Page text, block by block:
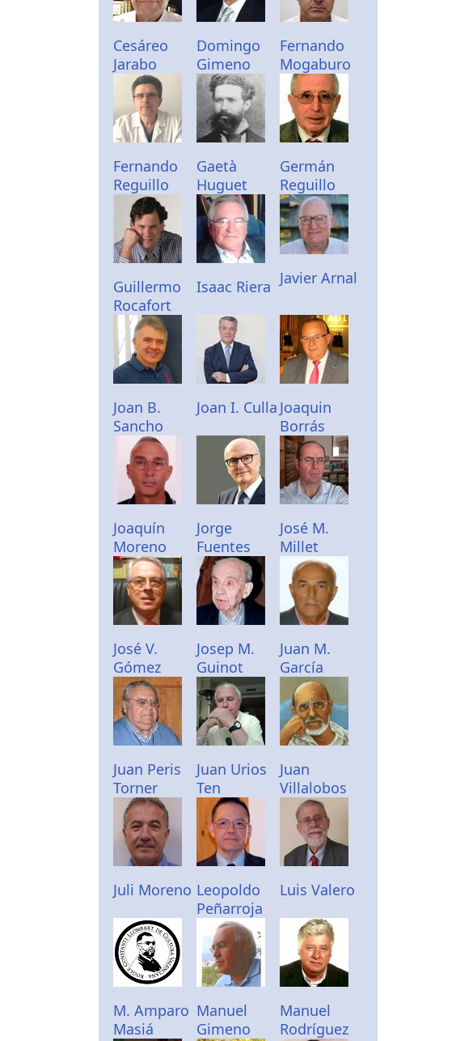
Cesáreo
Jarabo
Domingo
Gimeno
Fernando
Mogaburo
Fernando
Reguillo
Gaetà
Huguet
Germán
Reguillo
Guillermo
Rocafort
Isaac Riera Javier Arnal
Joan B.
Sancho
Joan I. Culla Joaquin
Borrás
Joaquín
Moreno
Jorge
Fuentes
José M.
Millet
José V.
Gómez
Josep M.
Guinot
Juan M.
García
Juan Peris
Torner
Juan Urios
Ten
Juan
Villalobos
Juli Moreno Leopoldo
Peñarroja
Luis Valero
M. Amparo
Masiá
Manuel
Gimeno
Manuel
Rodríguez